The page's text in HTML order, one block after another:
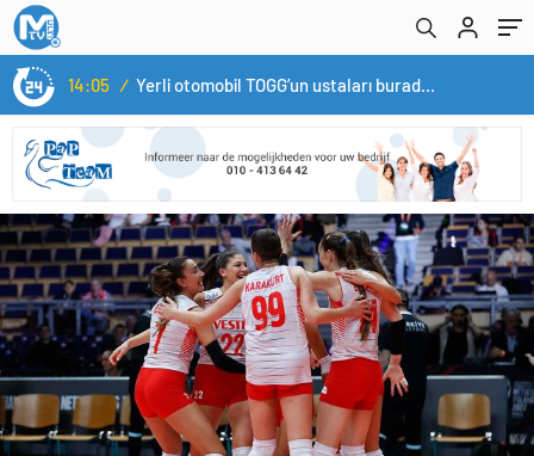
14:05 / Yerli otomobil TOGG’un ustaları burada yetişecek